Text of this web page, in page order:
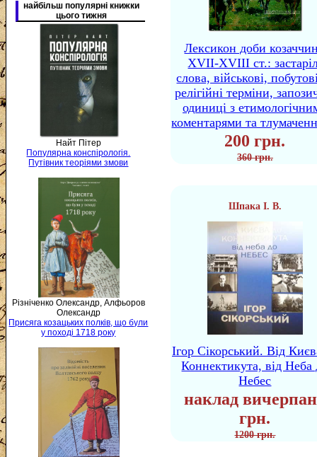
найбільш популярні книжки
цього тижня
Найт Пітер
Популярна конспірологія.
Путівник теоріями змови
Різніченко Олександр, Алфьоров
Олександр
Присяга козацьких полків, що були
у поході 1718 року
Лексикон доби
XVII-XVIII ст.:
слова, військові,
релігійні терміни,
одиниці з
коментарями та
200 грн.
360 грн.
Шпака І. В.
Ігор Сікорський. Від
Коннектикута, від Неба
Небес
наклад
грн.
1200 грн.